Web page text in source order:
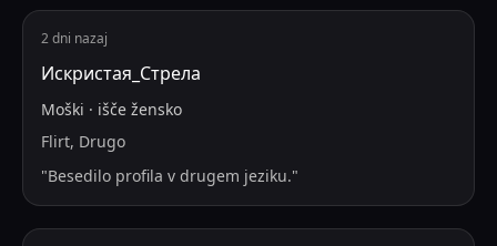
2 dni nazaj
Искристая_Стрела
Moški · išče žensko
Flirt, Drugo
"Besedilo profila v drugem jeziku."